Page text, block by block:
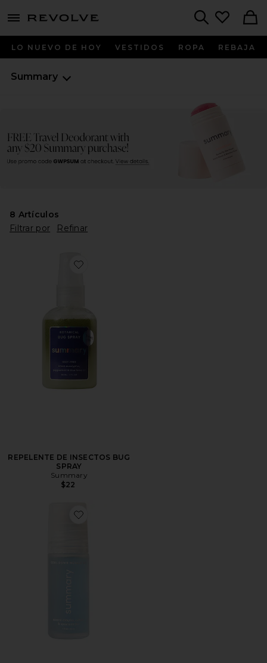
menu - shows more content
LO NUEVO DE HOY VESTIDOS ROPA REBAJA
Summary
8 Artículos
Filtrar por
Refinar
Favorite REPELENTE DE INSECTOS BUG SPRAY
REPELENTE DE INSECTOS BUG
SPRAY
Summary
$22
Favorite GEL MUSCULAR COOL DOWN MUSCLE GEL